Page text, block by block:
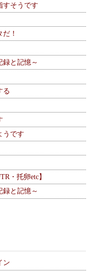
すそうです
！
と記憶～
る
うです
・托卵etc】
と記憶～
ン